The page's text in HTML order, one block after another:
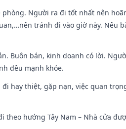
Người ra đi tốt nhất nên
tránh đi vào giờ này. Nếu
Buôn bán, kinh doanh có lời.
đều mạnh khỏe.
hay thiệt, gặp nạn, việc quan
hướng Tây Nam – Nhà cửa